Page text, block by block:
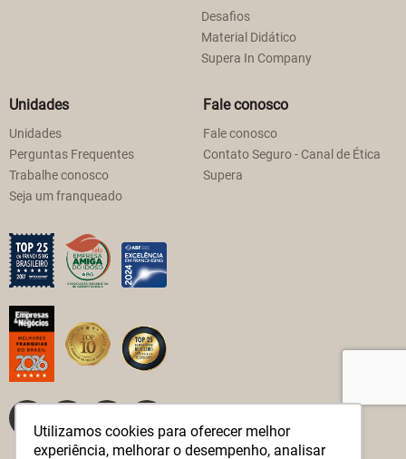
Utilizamos cookies para oferecer melhor
experiência, melhorar o desempenho, analisar
Desafios
Material Didático
Supera In Company
Unidades
Unidades
Perguntas Frequentes
Trabalhe conosco
Seja um franqueado
Fale conosco
Fale conosco
Contato Seguro - Canal de Ética
Supera